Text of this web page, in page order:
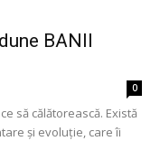
BANII
0
să călătorească. Există
și evoluție, care îi